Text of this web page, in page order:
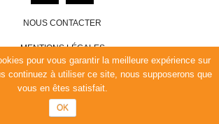
NOUS CONTACTER
MENTIONS LÉGALES
DE CONFIDENTIALITÉ
: HUMAN’S CONNEXION
pour vous garantir la meilleure expérience sur
continuez à utiliser ce site, nous supposerons que
vous en êtes satisfait.
OK